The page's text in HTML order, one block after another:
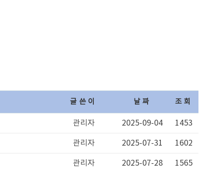
글쓴이 날짜 조회
관리자 2025-09-04 1453
관리자 2025-07-31 1602
관리자 2025-07-28 1565